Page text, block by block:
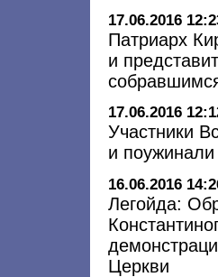
17.06.2016
Патриарх
и
17.06.2016
Участники
и
16.06.2016
Легойда:
Церкви